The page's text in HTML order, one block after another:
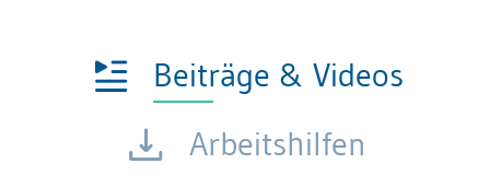
Beiträge & Videos
Arbeitshilfen